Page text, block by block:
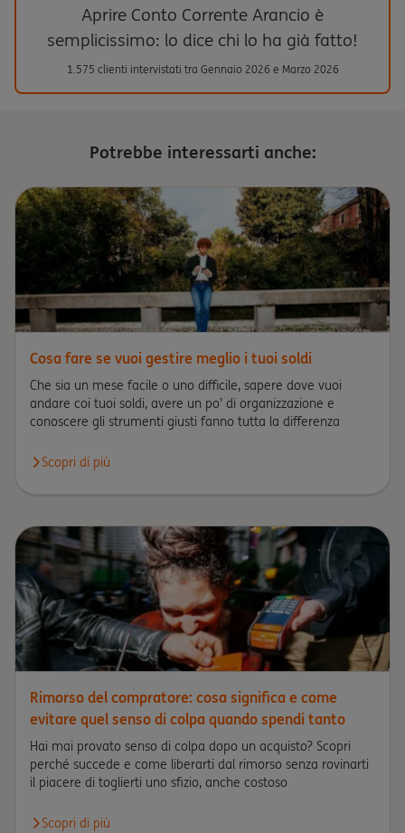
Aprire Conto Corrente Arancio è
semplicissimo: lo dice chi lo ha già fatto!
1.575 clienti intervistati tra Gennaio 2026 e Marzo 2026
Potrebbe interessarti anche:
Cosa fare se vuoi gestire meglio i tuoi soldi
Che sia un mese facile o uno difficile, sapere dove vuoi
andare coi tuoi soldi, avere un po’ di organizzazione e
conoscere gli strumenti giusti fanno tutta la differenza
Scopri di più
Scopri di più circa Cosa fare se vuoi gestire meglio i tuoi soldi
Rimorso del compratore: cosa significa e come
evitare quel senso di colpa quando spendi tanto
Hai mai provato senso di colpa dopo un acquisto? Scopri
perché succede e come liberarti dal rimorso senza rovinarti
il piacere di toglierti uno sfizio, anche costoso
Scopri di più
Scopri di più circa Rimorso del compratore: cosa significa e